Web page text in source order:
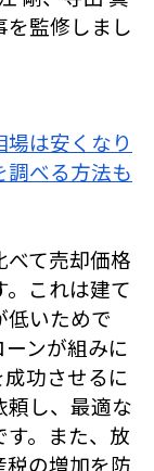
監修しまし
は安くなり
べる方法も
て売却価格
。これは建て
いためで
ンが組みに
功させるに
頼し、最適な
。また、放
の増加を防